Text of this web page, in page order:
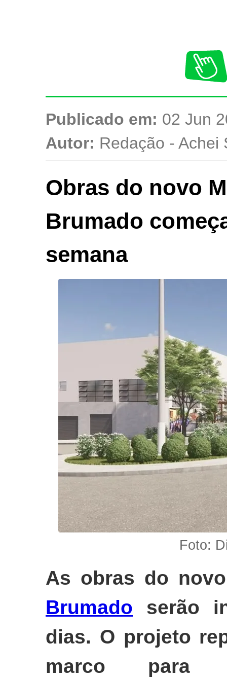
Publicado em: 02 Jun
Autor: Redação - Achei
Obras do novo
Brumado
semana
Foto:
As obras do
Brumado serão
dias. O projeto
marco para